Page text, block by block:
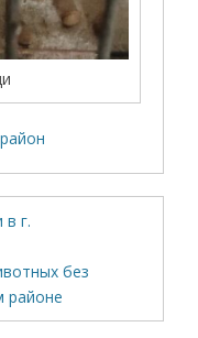
г.
без
районе